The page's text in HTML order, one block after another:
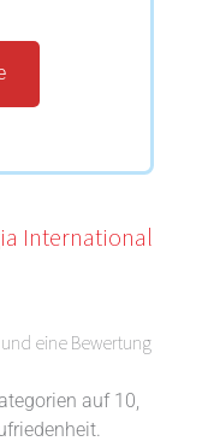
International
eine Bewertung
auf 10,